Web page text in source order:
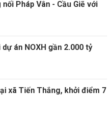
Pháp Vân - Cầu Giẽ với
án NOXH gần 2.000 tỷ
xã Tiến Thắng, khởi điểm 7